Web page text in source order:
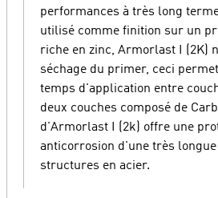
performances à très long
utilisé comme finition sur un
riche en zinc, Armorlast I (2K)
séchage du primer, ceci
temps d'application entre
deux couches composé de
d'Armorlast I (2k) offre une
anticorrosion d'une très
structures en acier.